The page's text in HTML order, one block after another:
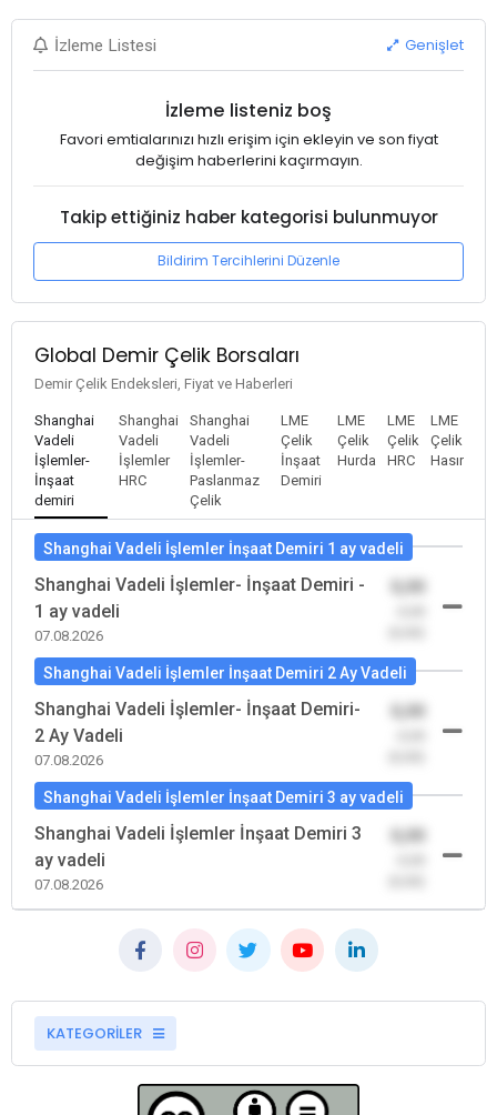
İzleme Listesi Genişlet
İzleme listeniz boş
Favori emtialarınızı hızlı erişim için ekleyin ve son fiyat
değişim haberlerini kaçırmayın.
Takip ettiğiniz haber kategorisi bulunmuyor
Bildirim Tercihlerini Düzenle
Global Demir Çelik Borsaları
Demir Çelik Endeksleri, Fiyat ve Haberleri
Shanghai
Vadeli
İşlemler-
İnşaat
demiri
Shanghai
Vadeli
İşlemler
HRC
Shanghai
Vadeli
İşlemler-
Paslanmaz
Çelik
LME
Çelik
İnşaat
Demiri
LME
Çelik
Hurda
LME
Çelik
HRC
LME
Çelik
Hasır
Shanghai Vadeli İşlemler İnşaat Demiri 1 ay vadeli
Shanghai Vadeli İşlemler- İnşaat Demiri -
1 ay vadeli
07.08.2026
Shanghai Vadeli İşlemler İnşaat Demiri 2 Ay Vadeli
Shanghai Vadeli İşlemler- İnşaat Demiri-
2 Ay Vadeli
07.08.2026
Shanghai Vadeli İşlemler İnşaat Demiri 3 ay vadeli
Shanghai Vadeli İşlemler İnşaat Demiri 3
ay vadeli
07.08.2026
KATEGORİLER